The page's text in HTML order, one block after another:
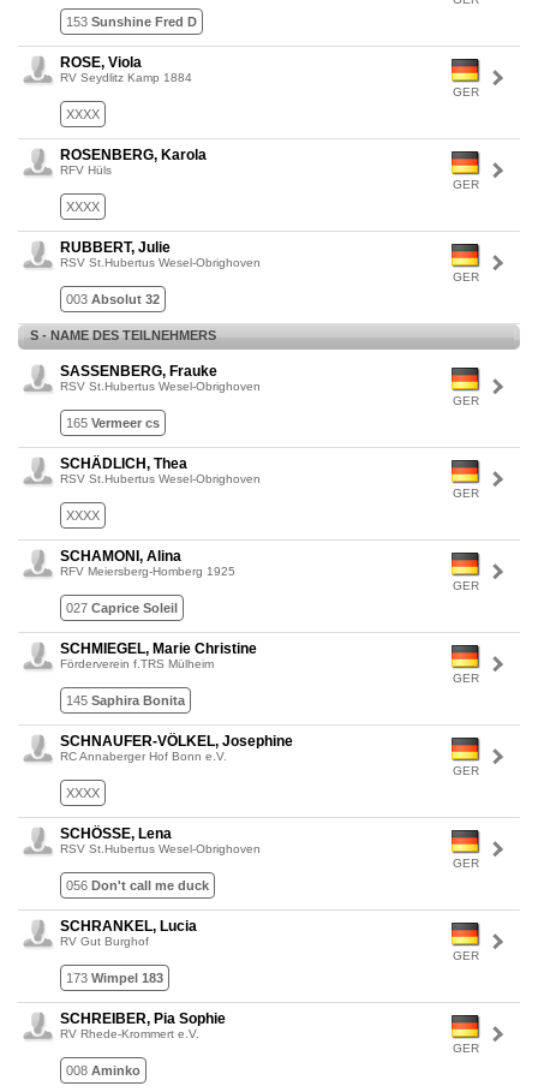
153 Sunshine Fred D
GER
ROSE, Viola
RV Seydlitz Kamp 1884
XXXX
GER
ROSENBERG, Karola
RFV Hüls
XXXX
GER
RUBBERT, Julie
RSV St.Hubertus Wesel-Obrighoven
003 Absolut 32
S - NAME DES TEILNEHMERS
GER
SASSENBERG, Frauke
RSV St.Hubertus Wesel-Obrighoven
165 Vermeer cs
GER
SCHÄDLICH, Thea
RSV St.Hubertus Wesel-Obrighoven
XXXX
GER
SCHAMONI, Alina
RFV Meiersberg-Homberg 1925
027 Caprice Soleil
GER
SCHMIEGEL, Marie Christine
Förderverein f.TRS Mülheim
145 Saphira Bonita
GER
SCHNAUFER-VÖLKEL, Josephine
RC Annaberger Hof Bonn e.V.
XXXX
GER
SCHÖSSE, Lena
RSV St.Hubertus Wesel-Obrighoven
056 Don't call me duck
GER
SCHRANKEL, Lucia
RV Gut Burghof
173 Wimpel 183
GER
SCHREIBER, Pia Sophie
RV Rhede-Krommert e.V.
008 Aminko